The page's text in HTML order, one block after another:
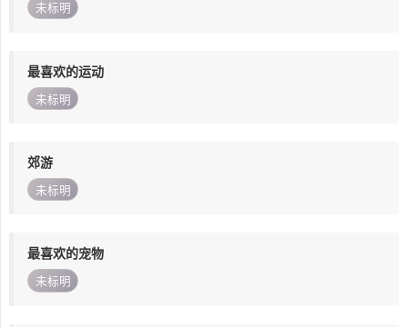
未标明
最喜欢的运动
未标明
郊游
未标明
最喜欢的宠物
未标明